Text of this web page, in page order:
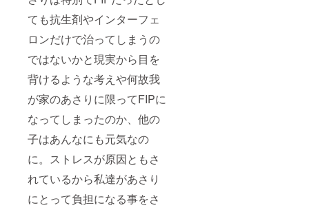
ても抗生剤やインターフェ
ロンだけで治ってしまうの
ではないかと現実から目を
背けるような考えや何故我
が家のあさりに限ってFIPに
なってしまったのか、他の
子はあんなにも元気なの
に。ストレスが原因ともさ
れているから私達があさり
にとって負担になる事をさ